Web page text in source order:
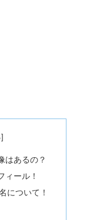
はあるの？
ィール！
について！